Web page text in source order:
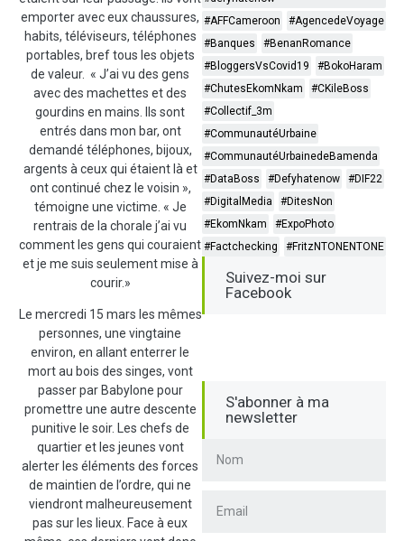
emporter avec eux chaussures,
habits, téléviseurs, téléphones
portables, bref tous les objets
de valeur. « J’ai vu des gens
avec des machettes et des
gourdins en mains. Ils sont
entrés dans mon bar, ont
demandé téléphones, bijoux,
argents à ceux qui étaient là et
ont continué chez le voisin »,
témoigne une victime. « Je
rentrais de la chorale j’ai vu
comment les gens qui couraient
et je me suis seulement mise à
courir.»
Le mercredi 15 mars les mêmes
personnes, une vingtaine
environ, en allant enterrer le
mort au bois des singes, vont
passer par Babylone pour
promettre une autre descente
punitive le soir. Les chefs de
quartier et les jeunes vont
alerter les éléments des forces
de maintien de l’ordre, qui ne
viendront malheureusement
pas sur les lieux. Face à eux
#AFFCameroon
#AgencedeVoyage
#Banques
#BenanRomance
#BloggersVsCovid19
#BokoHaram
#ChutesEkomNkam
#CKileBoss
#Collectif_3m
#CommunautéUrbaine
#CommunautéUrbainedeBamenda
#DataBoss
#Defyhatenow
#DIF22
#DigitalMedia
#DitesNon
#EkomNkam
#ExpoPhoto
#Factchecking
#FritzNTONENTONE
Suivez-moi sur
Facebook
S'abonner à ma
newsletter